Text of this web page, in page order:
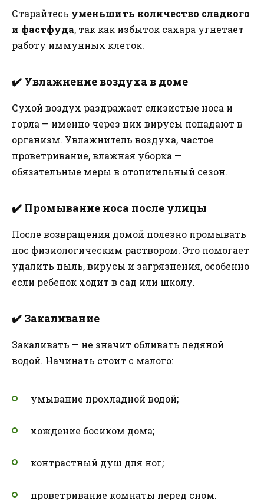
Старайтесь уменьшить количество сладкого
и фастфуда, так как избыток сахара угнетает
работу иммунных клеток.
✔️ Увлажнение воздуха в доме
Сухой воздух раздражает слизистые носа и
горла — именно через них вирусы попадают в
организм. Увлажнитель воздуха, частое
проветривание, влажная уборка —
обязательные меры в отопительный сезон.
✔️ Промывание носа после улицы
После возвращения домой полезно промывать
нос физиологическим раствором. Это помогает
удалить пыль, вирусы и загрязнения, особенно
если ребенок ходит в сад или школу.
✔️ Закаливание
Закаливать — не значит обливать ледяной
водой. Начинать стоит с малого:
умывание прохладной водой;
хождение босиком дома;
контрастный душ для ног;
проветривание комнаты перед сном.